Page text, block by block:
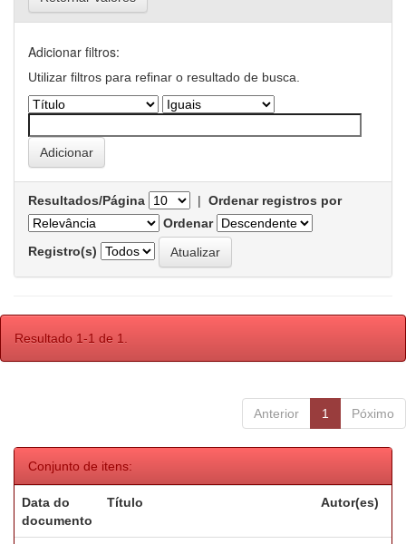
Adicionar filtros:
Utilizar filtros para refinar o resultado de busca.
Resultados/Página | Ordenar registros por
Ordenar
Registro(s)
Resultado 1-1 de 1.
Anterior 1 Póximo
Conjunto de itens:
Data do
documento
Título Autor(es)